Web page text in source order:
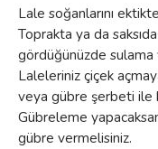
Lale soğanlarını
Toprakta ya da
gördüğünüzde sulama
Laleleriniz çiçek
veya gübre şerbeti ile
Gübreleme
gübre vermelisiniz.